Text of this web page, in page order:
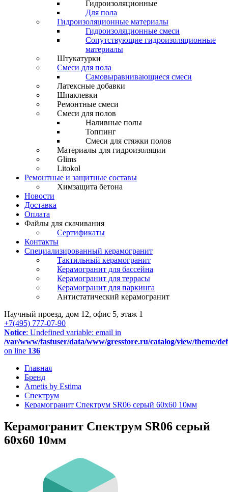
Гидроизоляционные
Для пола
Гидроизоляционные материалы
Гидроизоляционные смеси
Сопутствующие гидроизоляционные
материалы
Штукатурки
Смеси для пола
Самовыравнивающиеся смеси
Латексные добавки
Шпаклевки
Ремонтные смеси
Смеси для полов
Наливные полы
Топпинг
Смеси для стяжки полов
Материалы для гидроизоляции
Glims
Litokol
Ремонтные и защитные составы
Химзащита бетона
Новости
Доставка
Оплата
Файлы для скачивания
Сертификаты
Контакты
Специализированный керамогранит
Тактильный керамогранит
Керамогранит для бассейна
Керамогранит для террасы
Керамогранит для паркинга
Антистатический керамогранит
Научный проезд, дом 12, офис 5, этаж 1
+7(495) 777-07-90
Notice: Undefined variable: email in
/var/www/fastuser/data/www/gresstore.ru/catalog/view/theme/
on line 136
Главная
Бренд
Ametis by Estima
Спектрум
Керамогранит Спектрум SR06 серый 60x60 10мм
Керамогранит Спектрум SR06 серый
60x60 10мм